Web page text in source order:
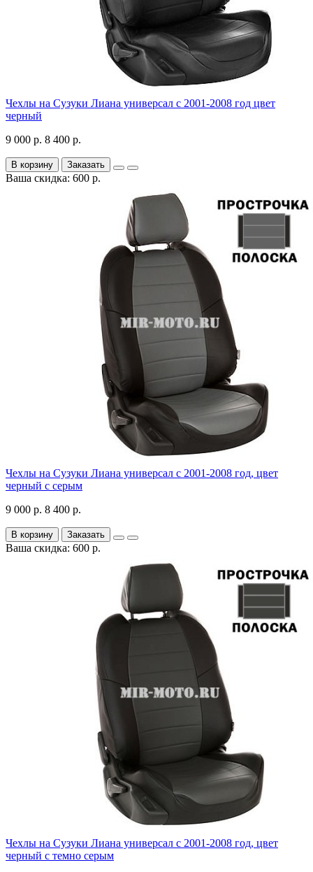
Чехлы на Сузуки Лиана универсал с 2001-2008 год цвет
черный
9 000 р. 8 400 р.
В корзину Заказать
Ваша скидка: 600 р.
Чехлы на Сузуки Лиана универсал с 2001-2008 год, цвет
черный с серым
9 000 р. 8 400 р.
В корзину Заказать
Ваша скидка: 600 р.
Чехлы на Сузуки Лиана универсал с 2001-2008 год, цвет
черный с темно серым